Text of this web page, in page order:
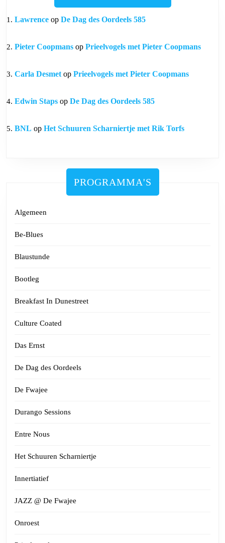
Lawrence op De Dag des Oordeels 585
Pieter Coopmans op Prieelvogels met Pieter Coopmans
Carla Desmet op Prieelvogels met Pieter Coopmans
Edwin Staps op De Dag des Oordeels 585
BNL op Het Schuuren Scharniertje met Rik Torfs
PROGRAMMA'S
Algemeen
Be-Blues
Blaustunde
Bootleg
Breakfast In Dunestreet
Culture Coated
Das Ernst
De Dag des Oordeels
De Fwajee
Durango Sessions
Entre Nous
Het Schuuren Scharniertje
Innertiatief
JAZZ @ De Fwajee
Onroest